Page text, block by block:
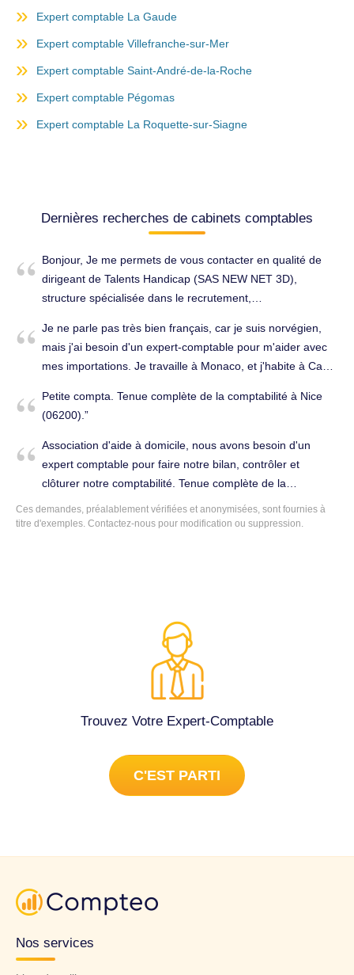
Expert comptable La Gaude
Expert comptable Villefranche-sur-Mer
Expert comptable Saint-André-de-la-Roche
Expert comptable Pégomas
Expert comptable La Roquette-sur-Siagne
Dernières recherches de cabinets comptables
Bonjour, Je me permets de vous contacter en qualité de
dirigeant de Talents Handicap (SAS NEW NET 3D),
structure spécialisée dans le recrutement,
personnes en situation de handicap. Dans le cadre de
l’évolution de notre organisation et afin d’optimiser notre
gestion comptable, nous souhaitons aujourd’hui mettre en
concurrence notre accompagnement actuel. Notre activité,
principalement orientée vers le conseil et les services en
dématérialisés. À ce titre, nous recherchons un cabinet
d’expertise comptable disposant d’outils collaboratifs
performants, capables d’automatiser au maximum les
traitements comptables et d’anticiper efficacement les
futures obligations liées à la facturation électronique. Afin
10h30 • Après-midi : de 16h00 à 17h30 Je vous remercie
de bien vouloir me confirmer le créneau qui vous
conviendrait le mieux afin que je puisse organiser mon
agenda en conséquence. Dans l’attente de votre retour, je
vous prie d’agréer, Madame, Monsieur, l’expression de
mes salutations distinguées. Cordialement, Redwane
19 17 72. Tenue complète de la comptabilité à Cagnes-sur-
Je ne parle pas très bien français, car je suis norvégien,
mais j'ai besoin d'un expert-comptable pour m'aider avec
mes importations. Je travaille à Monaco, et j'habite à Cap
beaucoup! Déclarations fiscales à Cap-d'Ail (06320).
Petite compta. Tenue complète de la comptabilité à Nice
(06200).
Association d'aide à domicile, nous avons besoin d'un
expert comptable pour faire notre bilan, contrôler et
clôturer notre comptabilité. Tenue complète de la
comptabilité à L'Escarène (06440).
Ces demandes, préalablement vérifiées et anonymisées, sont fournies à
titre d'exemples. Contactez-nous pour modification ou suppression.
Trouvez Votre Expert-Comptable
C'EST PARTI
Nos services